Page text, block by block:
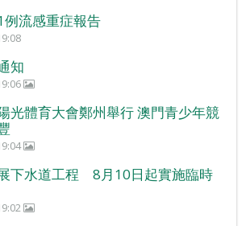
流感重症報告
知
光體育大會鄭州舉行 澳門青少年競
下水道工程 8月10日起實施臨時